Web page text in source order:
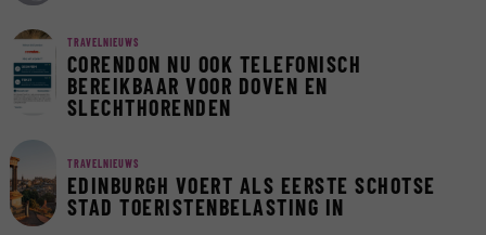
TRAVELNIEUWS
CORENDON NU OOK TELEFONISCH
BEREIKBAAR VOOR DOVEN EN
SLECHTHORENDEN
TRAVELNIEUWS
EDINBURGH VOERT ALS EERSTE SCHOTSE
STAD TOERISTENBELASTING IN